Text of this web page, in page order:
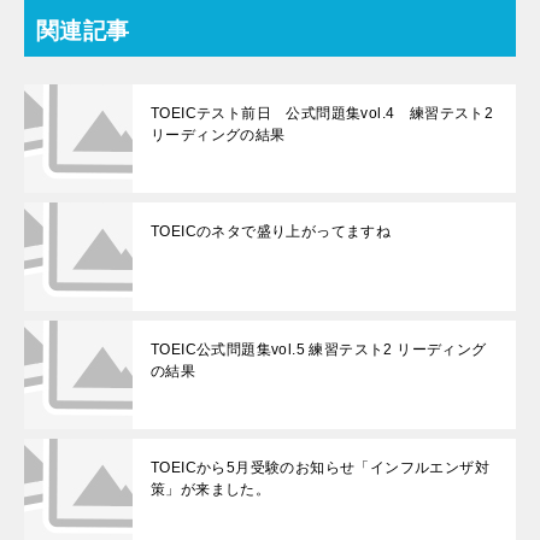
関連記事
TOEICテスト前日 公式問題集vol.4 練習テスト2
リーディングの結果
TOEICのネタで盛り上がってますね
TOEIC公式問題集vol.5 練習テスト2 リーディング
の結果
TOEICから5月受験のお知らせ「インフルエンザ対
策」が来ました。